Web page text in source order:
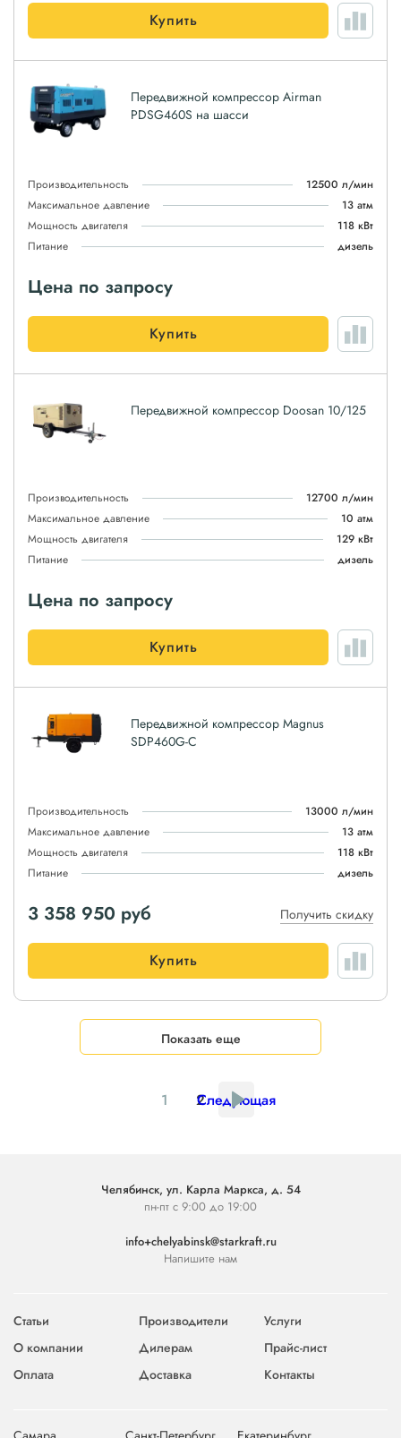
Купить
Передвижной компрессор Airman
PDSG460S на шасси
Производительность
12500 л/мин
Максимальное давление
13 атм
Мощность двигателя
118 кВт
Питание
дизель
Цена по запросу
Купить
Передвижной компрессор Doosan 10/125
Производительность
12700 л/мин
Максимальное давление
10 атм
Мощность двигателя
129 кВт
Питание
дизель
Цена по запросу
Купить
Передвижной компрессор Magnus
SDP460G-C
Производительность
13000 л/мин
Максимальное давление
13 атм
Мощность двигателя
118 кВт
Питание
дизель
3 358 950 руб Получить скидку
Купить
Показать еще
1 2
Следующая
Челябинск, ул. Карла Маркса, д. 54
пн-пт с 9:00 до 19:00
info+chelyabinsk@starkraft.ru
Напишите нам
Статьи Производители
Услуги
О компании
Дилерам
Прайс-лист
Оплата
Доставка Контакты